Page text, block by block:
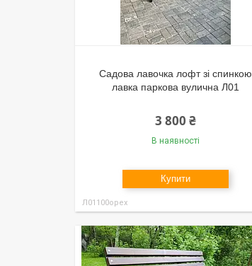
Садова лавочка лофт зі спинкою
лавка паркова вулична Л01
3 800 ₴
В наявності
Купити
Л01100орех